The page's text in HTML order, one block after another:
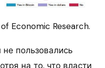
Economic Research.
пользовались
на то, что власти